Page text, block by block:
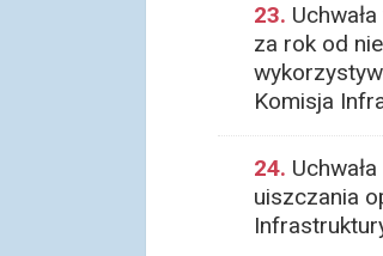
23.
za rok od
Komisja
24.
uiszczania